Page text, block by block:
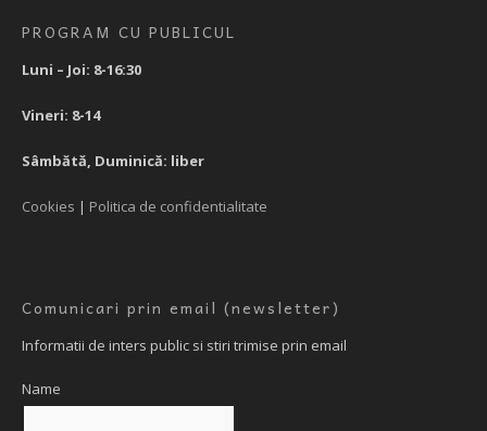
PROGRAM CU PUBLICUL
Luni – Joi: 8-16:30
Vineri: 8-14
Sâmbătă, Duminică: liber
Cookies | Politica de confidentialitate
Comunicari prin email (newsletter)
Informatii de inters public si stiri trimise prin email
Name